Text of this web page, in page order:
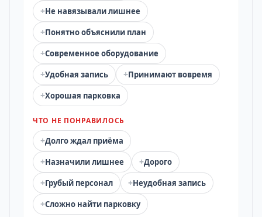
+Не навязывали лишнее
+Понятно объяснили план
+Современное оборудование
+Удобная запись +Принимают вовремя
+Хорошая парковка
ЧТО НЕ ПОНРАВИЛОСЬ
+Долго ждал приёма
+Назначили лишнее +Дорого
+Грубый персонал +Неудобная запись
+Сложно найти парковку